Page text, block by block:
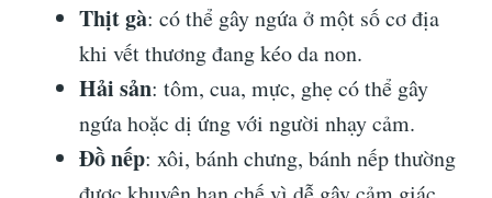
Thịt gà: có thể gây ngứa ở một số cơ địa
khi vết thương đang kéo da non.
Hải sản: tôm, cua, mực, ghẹ có thể gây
ngứa hoặc dị ứng với người nhạy cảm.
Đồ nếp: xôi, bánh chưng, bánh nếp thường